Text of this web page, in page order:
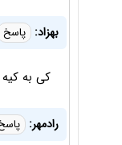
بهزاد: پاسخ
کی به
رادمهر: